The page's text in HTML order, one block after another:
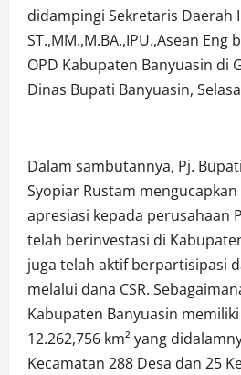
didampingi Sekretaris Daerah
ST.,MM.,M.BA.,IPU.,Asean
OPD Kabupaten Banyuasin di
Dinas Bupati Banyuasin,
Dalam sambutannya, Pj.
Syopiar Rustam
apresiasi kepada perusahaan
telah berinvestasi di
juga telah aktif berpartisipasi
melalui dana CSR.
Kabupaten Banyuasin
12.262,756 km² yang
Kecamatan 288 Desa dan 25